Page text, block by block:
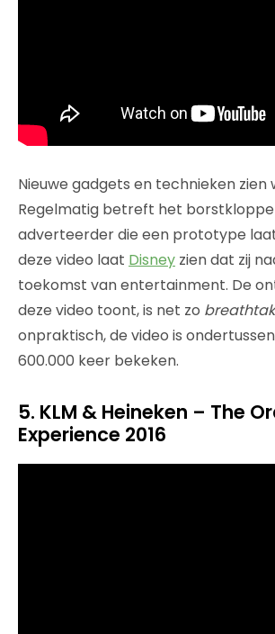
Nieuwe gadgets en technieken zien
Regelmatig betreft het
adverteerder die een prototype
deze video laat Disney zien dat zij
toekomst van entertainment. De
deze video toont, is net zo
onpraktisch, de video is
600.000 keer bekeken.
5. KLM & Heineken – The
Experience 2016